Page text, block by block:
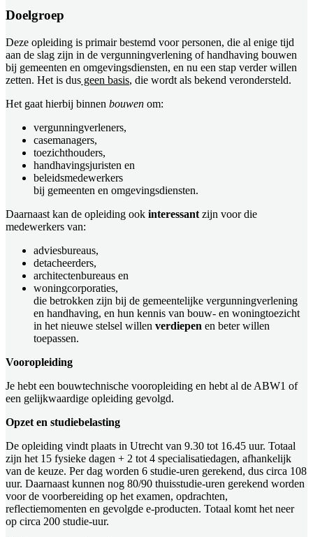
Doelgroep
Deze opleiding is primair bestemd voor personen, die al enige tijd
aan de slag zijn in de vergunningverlening of handhaving bouwen
bij gemeenten en omgevingsdiensten, en nu een stap verder willen
zetten. Het is dus geen basis, die wordt als bekend verondersteld.
Het gaat hierbij binnen bouwen om:
vergunningverleners,
casemanagers,
toezichthouders,
handhavingsjuristen en
beleidsmedewerkers
bij gemeenten en omgevingsdiensten.
Daarnaast kan de opleiding ook interessant zijn voor die
medewerkers van:
adviesbureaus,
detacheerders,
architectenbureaus en
woningcorporaties,
die betrokken zijn bij de gemeentelijke vergunningverlening
en handhaving, en hun kennis van bouw- en woningtoezicht
in het nieuwe stelsel willen verdiepen en beter willen
toepassen.
Vooropleiding
Je hebt een bouwtechnische vooropleiding en hebt al de ABW1 of
een gelijkwaardige opleiding gevolgd.
Opzet en studiebelasting
De opleiding vindt plaats in Utrecht van 9.30 tot 16.45 uur. Totaal
zijn het 15 fysieke dagen + 2 tot 4 specialisatiedagen, afhankelijk
van de keuze. Per dag worden 6 studie-uren gerekend, dus circa 108
uur. Daarnaast kunnen nog 80/90 thuisstudie-uren gerekend worden
voor de voorbereiding op het examen, opdrachten,
reflectiemomenten en gevolgde e-producten. Totaal komt het neer
op circa 200 studie-uur.